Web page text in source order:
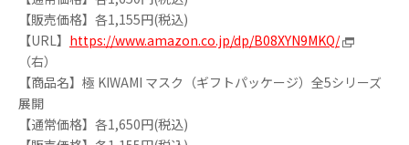
【販売価格】各1,155円(税込)
【URL】 https://www.amazon.co.jp/dp/B08XYN9MKQ/
（右）
【商品名】極 KIWAMI マスク（ギフトパッケージ）全5シリーズ
展開
【通常価格】各1,650円(税込)